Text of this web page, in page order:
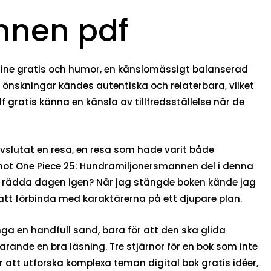
pdf
gratis och humor, en känslomässigt balanserad
kändes autentiska och relaterbara, vilket
gratis känna en känsla av tillfredsställelse när de
en resa, en resa som hade varit både
One Piece 25: Hundramiljonersmannen del i denna
dagen igen? När jag stängde boken kände jag
förbinda med karaktärerna på ett djupare plan.
en handfull sand, bara för att den ska glida
en bra läsning. Tre stjärnor för en bok som inte
utforska komplexa teman digital bok gratis idéer,